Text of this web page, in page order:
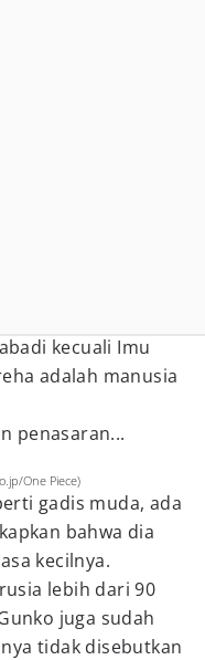
kecuali Imu
adalah manusia
penasaran...
One Piece)
gadis muda, ada
bahwa dia
kecilnya.
lebih dari 90
juga sudah
tidak disebutkan